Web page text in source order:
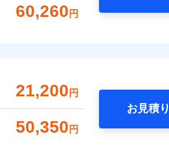
60,260 円
21,200 円
50,350 円
お見積り